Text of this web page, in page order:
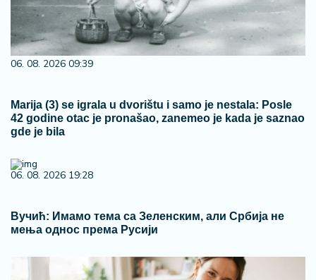
06. 08. 2026 09:39
Marija (3) se igrala u dvorištu i samo je nestala: Posle
42 godine otac je pronašao, zanemeo je kada je saznao
gde je bila
06. 08. 2026 19:28
Вучић: Имамо тема са Зеленским, али Србија не
мења однос према Русији